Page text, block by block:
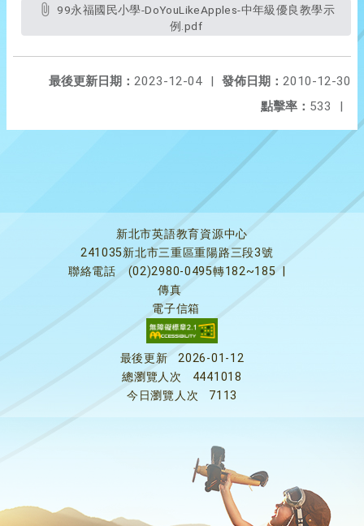
例.pdf
發佈日期： 2010-12-30
最後更新日期： 2023-12-04
|
點擊率： 533 |
新北市英語教育資源中心
241035新北市三重區重陽路三段3號
聯絡電話
(02)2980-0495轉182~185
傳真
電子信箱
最後更新
2026-01-12
總瀏覽人次
4441018
今日瀏覽人次
7113